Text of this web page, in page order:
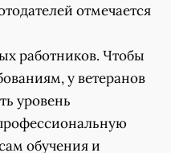
отмечается
работников. Чтобы
у ветеранов
уровень
обучения и